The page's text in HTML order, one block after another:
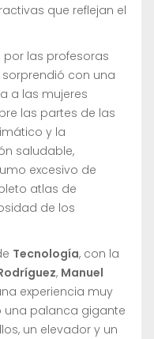
que reflejan el
las profesoras
sorprendió con una
a las mujeres
las partes de las
y la
saludable,
excesivo de
atlas de
de los
Tecnología, con la
, Manuel
experiencia muy
palanca gigante
un elevador y un